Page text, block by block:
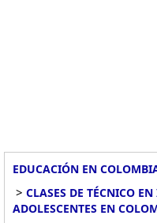
EDUCACIÓN EN
> CLASES DE TÉCNICO
ADOLESCENTES EN